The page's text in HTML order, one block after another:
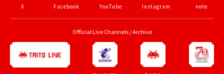
X Facebook YouTube Instagram note
Official Live Channels / Archive